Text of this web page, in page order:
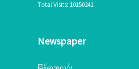
Total Visits: 10150241
Newspaper